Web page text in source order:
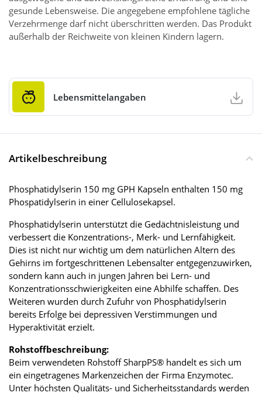
gesunde Lebensweise. Die angegebene empfohlene tägliche
Verzehrmenge darf nicht überschritten werden. Das Produkt
außerhalb der Reichweite von kleinen Kindern lagern.
Lebensmittelangaben
Artikelbeschreibung
Phosphatidylserin 150 mg GPH Kapseln enthalten 150 mg
Phospatidylserin in einer Cellulosekapsel.
Phosphatidylserin unterstützt die Gedächtnisleistung und
verbessert die Konzentrations-, Merk- und Lernfähigkeit.
Dies ist nicht nur wichtig um dem natürlichen Altern des
Gehirns im fortgeschrittenen Lebensalter entgegenzuwirken,
sondern kann auch in jungen Jahren bei Lern- und
Konzentrationsschwierigkeiten eine Abhilfe schaffen. Des
Weiteren wurden durch Zufuhr von Phosphatidylserin
bereits Erfolge bei depressiven Verstimmungen und
Hyperaktivität erzielt.
Rohstoffbeschreibung:
Beim verwendeten Rohstoff SharpPS® handelt es sich um
ein eingetragenes Markenzeichen der Firma Enzymotec.
Unter höchsten Qualitäts- und Sicherheitsstandards werden